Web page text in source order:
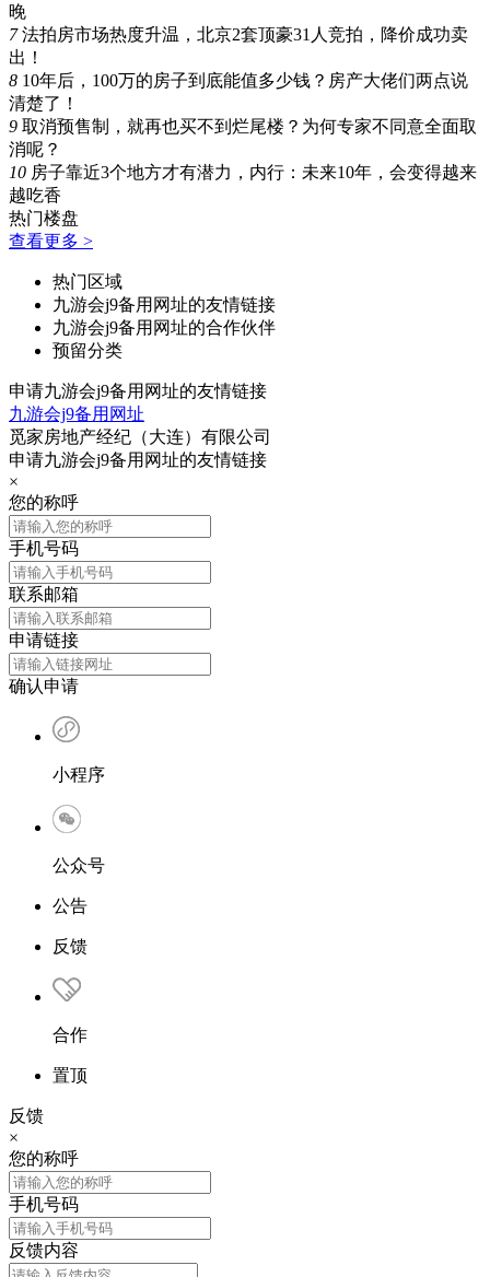
晚
7 法拍房市场热度升温，北京2套顶豪31人竞拍，降价成功卖
出！
8 10年后，100万的房子到底能值多少钱？房产大佬们两点说
清楚了！
9 取消预售制，就再也买不到烂尾楼？为何专家不同意全面取
消呢？
10 房子靠近3个地方才有潜力，内行：未来10年，会变得越来
越吃香
热门楼盘
查看更多 >
热门区域
九游会j9备用网址的友情链接
九游会j9备用网址的合作伙伴
预留分类
申请九游会j9备用网址的友情链接
九游会j9备用网址
觅家房地产经纪（大连）有限公司
申请九游会j9备用网址的友情链接
×
您的称呼
手机号码
联系邮箱
申请链接
确认申请
小程序
公众号
公告
反馈
合作
置顶
反馈
×
您的称呼
手机号码
反馈内容